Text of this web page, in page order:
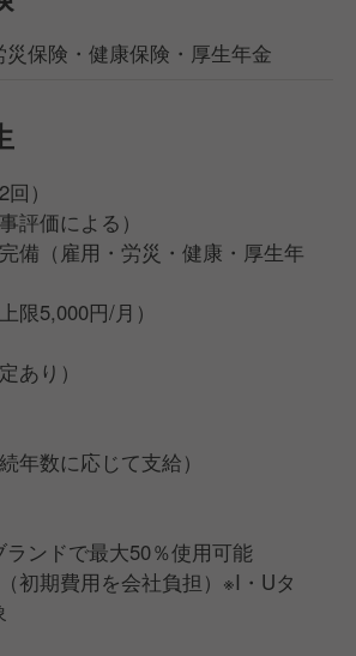
災保険・健康保険・厚生年金
）
評価による）
備（雇用・労災・健康・厚生年
限5,000円/月）
あり）
年数に応じて支給）
ンドで最大50％使用可能
初期費用を会社負担）※I・Uタ